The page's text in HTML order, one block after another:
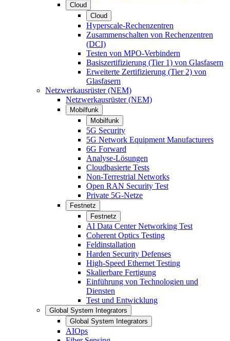
Cloud
Cloud
Hyperscale-Rechenzentren
Zusammenschalten von Rechenzentren
(DCI)
Testen von MPO-Verbindern
Basiszertifizierung (Tier 1) von Glasfasern
Erweiterte Zertifizierung (Tier 2) von
Glasfasern
Netzwerkausrüster (NEM)
Netzwerkausrüster (NEM)
Mobilfunk
Mobilfunk
5G Security
5G Network Equipment Manufacturers
6G Forward
Analyse-Lösungen
Cloudbasierte Tests
Non-Terrestrial Networks
Open RAN Security Test
Private 5G-Netze
Festnetz
Festnetz
AI Data Center Networking Test
Coherent Optics Testing
Feldinstallation
Harden Security Defenses
High-Speed Ethernet Testing
Skalierbare Fertigung
Einführung von Technologien und
Diensten
Test und Entwicklung
Global System Integrators
Global System Integrators
AIOps